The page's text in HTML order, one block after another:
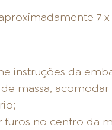
7 x
instruções da
massa,
no centro da